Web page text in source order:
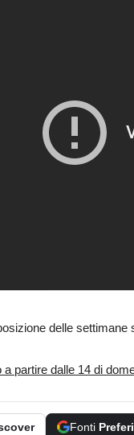
delle
partire dalle 14 di
Fonti